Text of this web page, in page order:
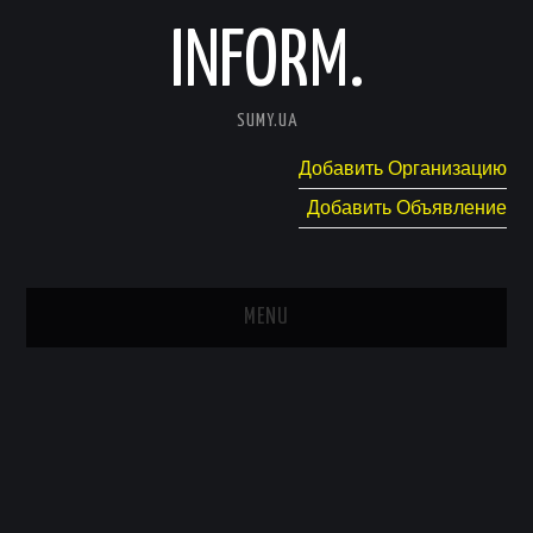
INFORM.
SUMY.UA
Добавить Организацию
Добавить Объявление
MENU